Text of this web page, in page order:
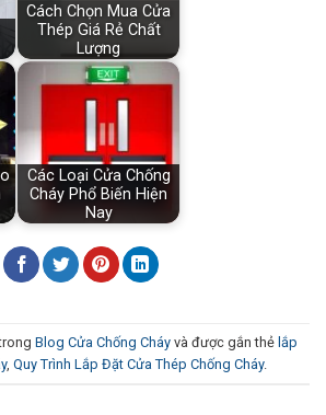
Cách Chọn Mua Cửa
Thép Giá Rẻ Chất
Lượng
Các Loại Cửa Chống
Cháy Phổ Biến Hiện
Nay
Blog Cửa Chống Cháy và được gắn thẻ lắp
, Quy Trình Lắp Đặt Cửa Thép Chống Cháy.